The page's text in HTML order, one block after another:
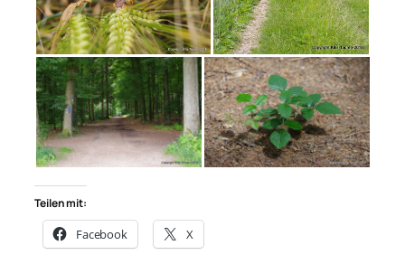
Teilen mit:
Facebook X